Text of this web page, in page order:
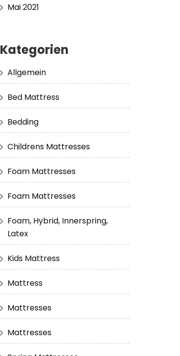
Mai 2021
Kategorien
Allgemein
Bed Mattress
Bedding
Childrens Mattresses
Foam Mattresses
Foam Mattresses
Foam, Hybrid, Innerspring,
Latex
Kids Mattress
Mattress
Mattresses
Mattresses